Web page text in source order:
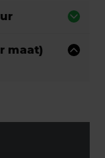
maat)